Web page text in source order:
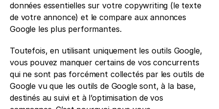
données essentielles sur votre copywriting (le texte
de votre annonce) et le compare aux annonces
Google les plus performantes.
Toutefois, en utilisant uniquement les outils Google,
vous pouvez manquer certains de vos concurrents
qui ne sont pas forcément collectés par les outils de
Google vu que les outils de Google sont, à la base,
destinés au suivi et à l’optimisation de vos